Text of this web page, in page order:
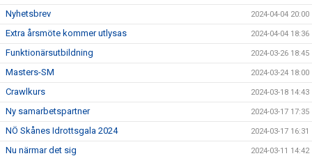
Nyhetsbrev 2024-04-04 20:00
Extra årsmöte kommer utlysas 2024-04-04 18:36
Funktionärsutbildning 2024-03-26 18:45
Masters-SM 2024-03-24 18:00
Crawlkurs 2024-03-18 14:43
Ny samarbetspartner 2024-03-17 17:35
NÖ Skånes Idrottsgala 2024 2024-03-17 16:31
Nu närmar det sig 2024-03-11 14:42